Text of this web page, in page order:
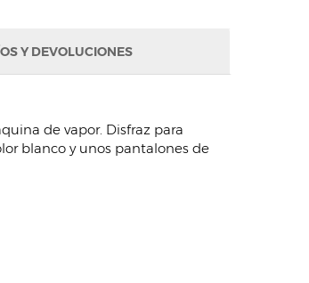
Y DEVOLUCIONES
de vapor. Disfraz para
blanco y unos pantalones de